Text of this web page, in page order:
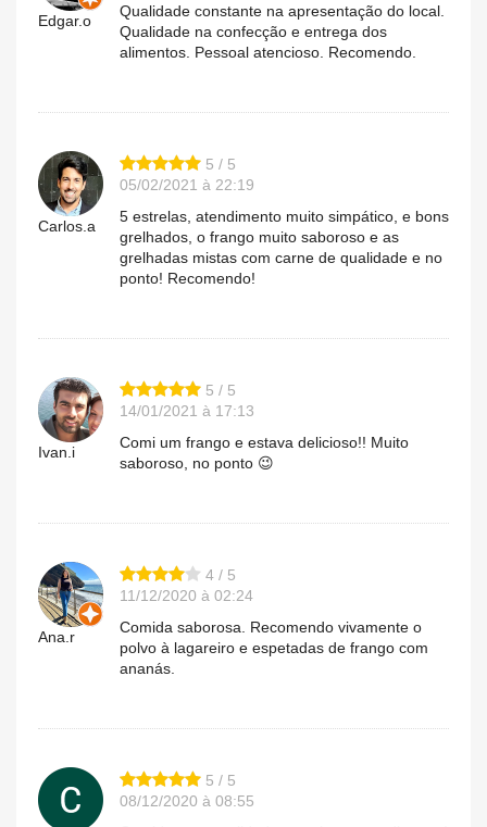
Edgar.o
Qualidade constante na apresentação do local.
Qualidade na confecção e entrega dos
alimentos. Pessoal atencioso. Recomendo.
Carlos.a
5 / 5
05/02/2021 à 22:19
5 estrelas, atendimento muito simpático, e bons
grelhados, o frango muito saboroso e as
grelhadas mistas com carne de qualidade e no
ponto! Recomendo!
Ivan.i
5 / 5
14/01/2021 à 17:13
Comi um frango e estava delicioso!! Muito
saboroso, no ponto 😉
Ana.r
4 / 5
11/12/2020 à 02:24
Comida saborosa. Recomendo vivamente o
polvo à lagareiro e espetadas de frango com
ananás.
5 / 5
08/12/2020 à 08:55